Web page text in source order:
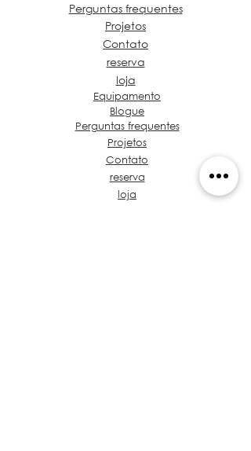
Perguntas frequentes
Projetos
Contato
reserva
loja
Equipamento
Blogue
Perguntas frequentes
Projetos
Contato
reserva
loja